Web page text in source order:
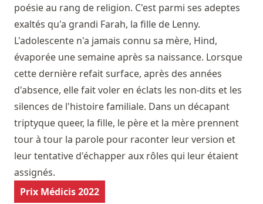
poésie au rang de religion. C'est parmi ses adeptes
exaltés qu'a grandi Farah, la fille de Lenny.
L'adolescente n'a jamais connu sa mère, Hind,
évaporée une semaine après sa naissance. Lorsque
cette dernière refait surface, après des années
d'absence, elle fait voler en éclats les non-dits et les
silences de l'histoire familiale. Dans un décapant
triptyque queer, la fille, le père et la mère prennent
tour à tour la parole pour raconter leur version et
leur tentative d'échapper aux rôles qui leur étaient
assignés.
Prix Médicis 2022